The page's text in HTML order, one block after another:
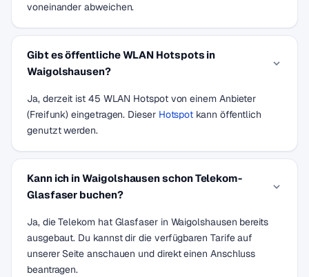
voneinander abweichen.
Gibt es öffentliche WLAN Hotspots in
Waigolshausen?
Ja, derzeit ist 45 WLAN Hotspot von einem Anbieter
(Freifunk) eingetragen. Dieser Hotspot kann öffentlich
genutzt werden.
Kann ich in Waigolshausen schon Telekom-
Glasfaser buchen?
Ja, die Telekom hat Glasfaser in Waigolshausen bereits
ausgebaut. Du kannst dir die verfügbaren Tarife auf
unserer Seite anschauen und direkt einen Anschluss
beantragen.